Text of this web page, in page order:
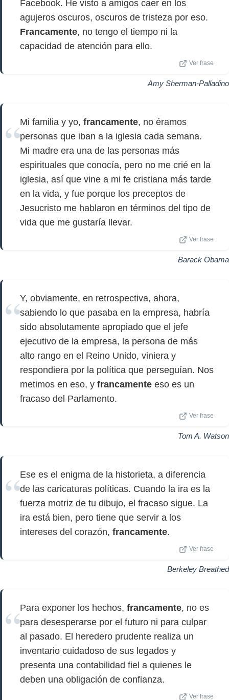
Facebook. He visto a amigos caer en los
agujeros oscuros, oscuros de tristeza por eso.
Francamente, no tengo el tiempo ni la
capacidad de atención para ello.
Ver frase
Amy Sherman-Palladino
Mi familia y yo, francamente, no éramos
personas que iban a la iglesia cada semana.
Mi madre era una de las personas más
espirituales que conocía, pero no me crié en la
iglesia, así que vine a mi fe cristiana más tarde
en la vida, y fue porque los preceptos de
Jesucristo me hablaron en términos del tipo de
vida que me gustaría llevar.
Ver frase
Barack Obama
Y, obviamente, en retrospectiva, ahora,
sabiendo lo que pasaba en la empresa, habría
sido absolutamente apropiado que el jefe
ejecutivo de la empresa, la persona de más
alto rango en el Reino Unido, viniera y
respondiera por la política que perseguían. Nos
metimos en eso, y francamente eso es un
fracaso del Parlamento.
Ver frase
Tom A. Watson
Ese es el enigma de la historieta, a diferencia
de las caricaturas políticas. Cuando la ira es la
fuerza motriz de tu dibujo, el fracaso sigue. La
ira está bien, pero tiene que servir a los
intereses del corazón, francamente.
Ver frase
Berkeley Breathed
Para exponer los hechos, francamente, no es
para desesperarse por el futuro ni para culpar
al pasado. El heredero prudente realiza un
inventario cuidadoso de sus legados y
presenta una contabilidad fiel a quienes le
deben una obligación de confianza.
Ver frase